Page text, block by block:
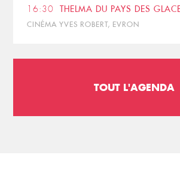
16:30 THELMA DU PAYS DES
CINÉMA YVES ROBERT, EVRON
TOUT L'AGENDA